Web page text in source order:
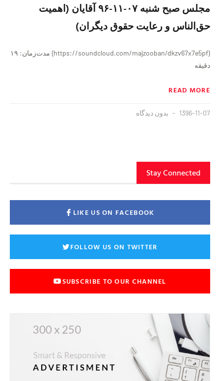
مجلس صبح شنبه ۰۷-۱۱-۹۶ آقایان (اهمیت
حق‌الناس و رعایت حقوق دیگران)
{https://soundcloud.com/majzooban/dkzv67x7e5pf} مدت‌زمان: ۱۹
دقیقه
READ MORE
1396-11-07 بدون دیدگاه
Stay Connected
LIKE US ON FACEBOOK
FOLLOW US ON TWITTER
SUBSCRIBE TO OUR CHANNEL